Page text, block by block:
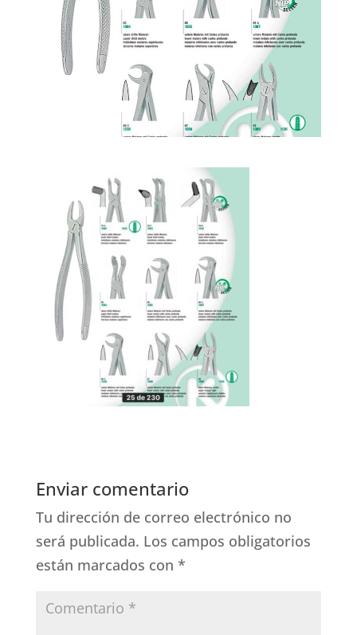
Enviar comentario
Tu dirección de correo electrónico no
será publicada. Los campos obligatorios
están marcados con *